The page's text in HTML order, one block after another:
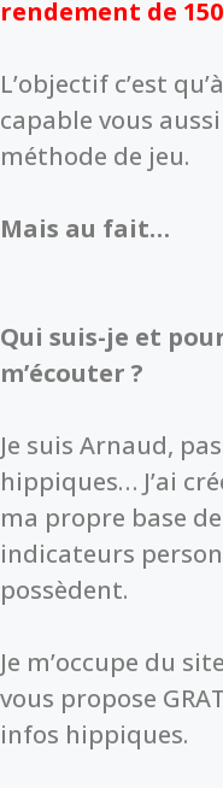
rendement de
L’objectif c’est
capable vous
méthode de jeu.
Mais au fait…
Qui suis-je et
m’écouter ?
Je suis Arnaud,
hippiques… J’ai
ma propre base
indicateurs
possèdent.
Je m’occupe du
vous propose
infos hippiques.